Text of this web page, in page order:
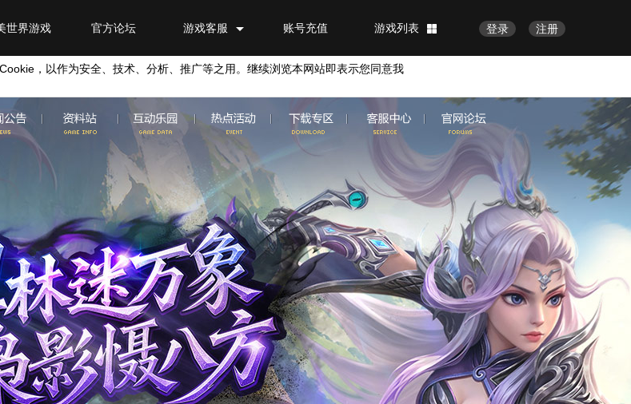
注册
登录
游戏列表
账号充值
游戏客服
官方论坛
世界游戏
Cookie ，以作为安全、技术、分析、推广等之用。继续浏览本网站即表示您同意我